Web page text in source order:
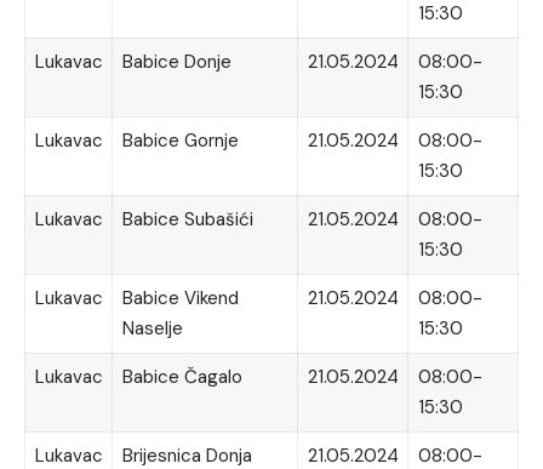
15:30
Lukavac
Babice Donje 21.05.2024
08:00-
15:30
Lukavac
Babice Gornje 21.05.2024
08:00-
15:30
Lukavac
Babice Subašići 21.05.2024
08:00-
15:30
Lukavac
Babice Vikend
Naselje
21.05.2024
08:00-
15:30
Lukavac
Babice Čagalo 21.05.2024
08:00-
15:30
Lukavac
Brijesnica Donja 21.05.2024
08:00-